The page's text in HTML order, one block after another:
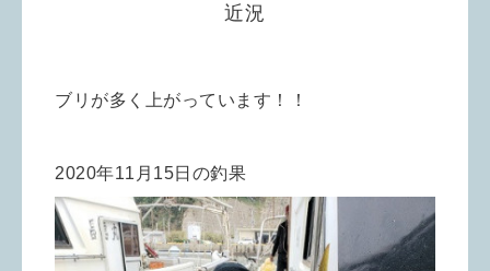
近況
ブリが多く上がっています！！
2020年11月15日の釣果